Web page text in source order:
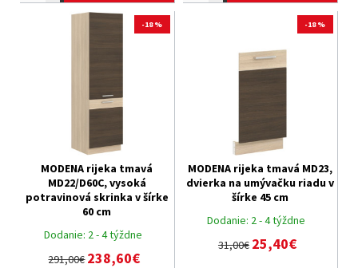
-18 %
Dodanie: 2 - 4 týždne
MODENA rijeka tmavá
MD22/D60C, vysoká
potravinová skrinka v šírke
60 cm
291,00€238,60€
-18 %
Dodanie: 2 - 4 týždne
MODENA rijeka tmavá MD23,
dvierka na umývačku riadu v
šírke 45 cm
31,00€ 25,40€